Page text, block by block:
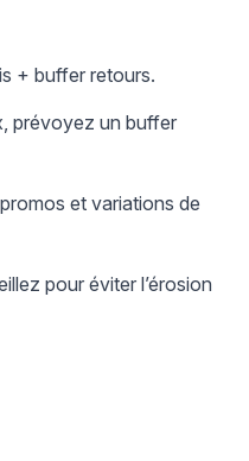
+ buffer retours.
prévoyez un buffer
et variations de
pour éviter l’érosion